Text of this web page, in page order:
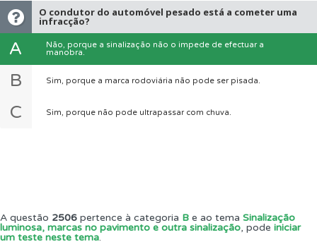
O condutor do automóvel pesado está a cometer uma
infracção?
A
Não, porque a sinalização não o impede de efectuar a
manobra.
B Sim, porque a marca rodoviária não pode ser pisada.
C Sim, porque não pode ultrapassar com chuva.
A questão 2506 pertence à categoria B e ao tema Sinalização
luminosa, marcas no pavimento e outra sinalização, pode iniciar
um teste neste tema.